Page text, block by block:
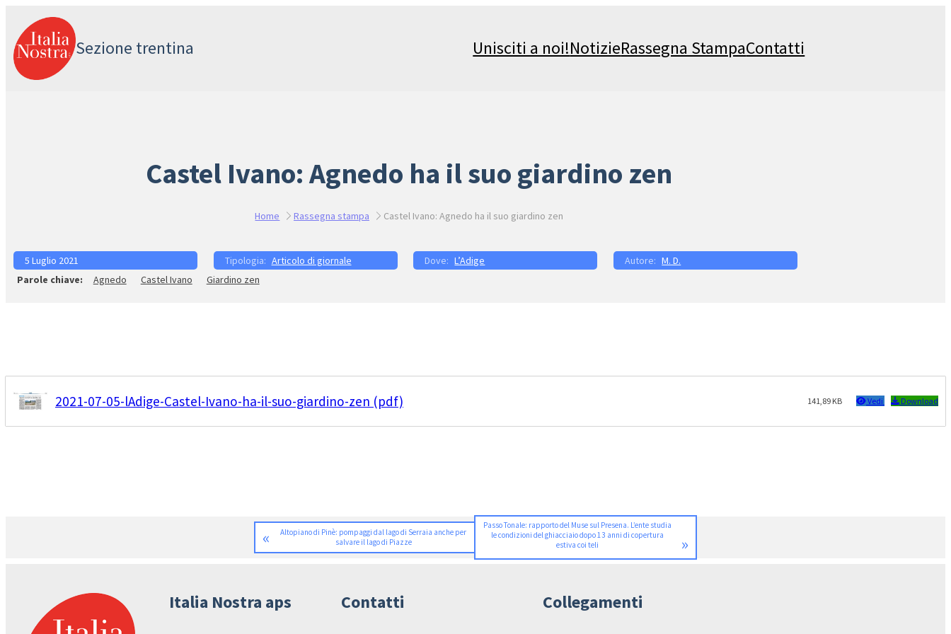
al
contenuto
Sezione trentina Unisciti a noi!NotizieRassegna StampaContatti
Castel Ivano: Agnedo ha il suo giardino zen
Home Rassegna stampa Castel Ivano: Agnedo ha il suo giardino zen
5 Luglio 2021 Articolo di giornale L’Adige
M. D.
Agnedo
Castel Ivano Giardino zen
2021-07-05-lAdige-Castel-Ivano-ha-il-suo-giardino-zen (pdf) 141,89 KB Vedi Download
«
Altopiano di Pinè: pompaggi dal lago di Serraia anche per
salvare il lago di Piazze
Passo Tonale: rapporto del Muse sul Presena. L’ente studia
le condizioni del ghiacciaio dopo 13 anni di copertura
estiva coi teli
»
Italia Nostra aps Contatti Collegamenti